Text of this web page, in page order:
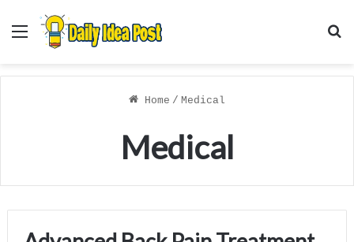
Menu
Home / Medical
Medical